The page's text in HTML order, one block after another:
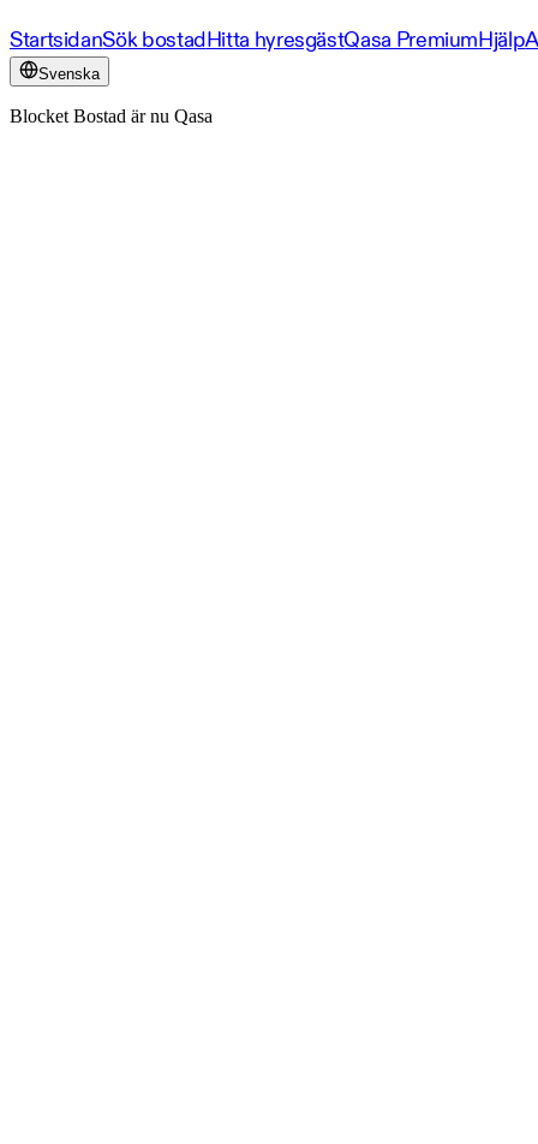
StartsidanSök bostadHitta hyresgästQasa PremiumHjälp
Svenska
Blocket Bostad är nu Qasa